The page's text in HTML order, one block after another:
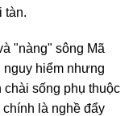
tàn.
"nàng" sông Mã
nguy hiểm nhưng
chài sống phụ thuộc
là nghề đẩy